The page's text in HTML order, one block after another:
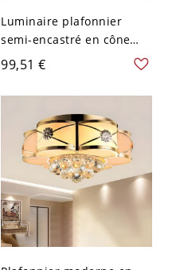
Luminaire plafonnier
semi-encastré en cône
métallique moderne pour
une décoration intérieure
contemporaine - 110 V-
120 V 41,91 cm
99,51 €